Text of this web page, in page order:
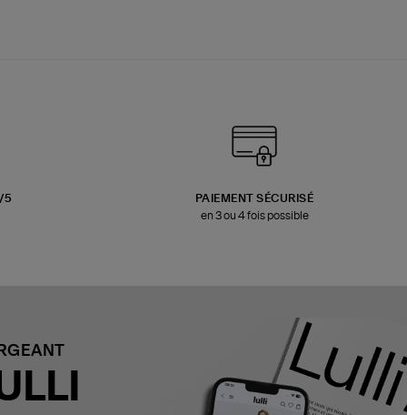
5
PAIEMENT SÉCURISÉ
en 3 ou 4 fois possible